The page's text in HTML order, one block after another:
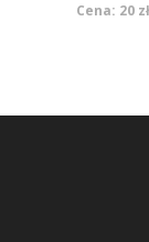
Cena: 20 zł